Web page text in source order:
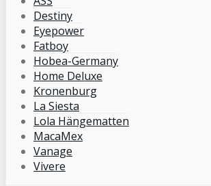
Destiny
Eyepower
Fatboy
Hobea-Germany
Home Deluxe
Kronenburg
La Siesta
Lola Hängematten
MacaMex
Vanage
Vivere